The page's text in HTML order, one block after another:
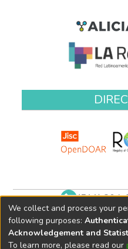
(511) 204-
We collect and process your
following purposes:
Acknowledgement and
To learn more, please read our